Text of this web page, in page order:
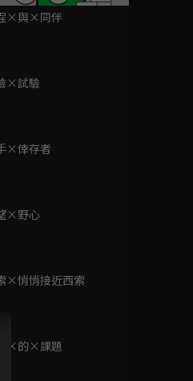
×與×同伴
×試驗
×倖存者
×野心
×悄悄接近西索
外×的×課題